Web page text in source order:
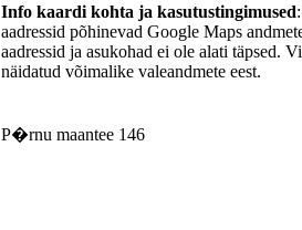
Info kaardi kohta ja kasutustingimused
aadressid põhinevad Google Maps
aadressid ja asukohad ei ole alati täpsed.
näidatud võimalike valeandmete eest.
P�rnu maantee 146